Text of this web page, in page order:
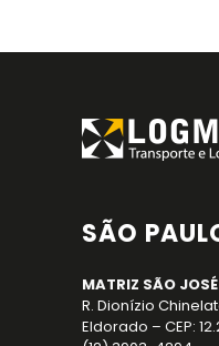
SÃO
MATRIZ SÃO
R. Dionízio
Eldorado – CEP: